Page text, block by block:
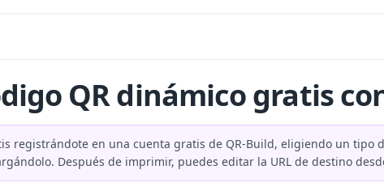
QR dinámico gratis
registrándote en una cuenta gratis de QR-Build, eligiendo un tipo
Después de imprimir, puedes editar la URL de destino